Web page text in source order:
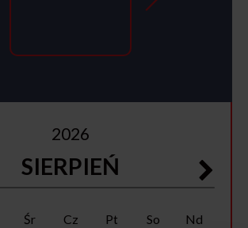
2026
SIERPIEŃ
Śr Cz Pt So Nd